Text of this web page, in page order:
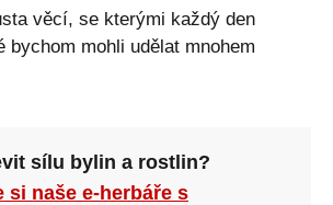
věcí, se kterými každý den
bychom mohli udělat mnohem
sílu bylin a rostlin?
si naše e-herbáře s